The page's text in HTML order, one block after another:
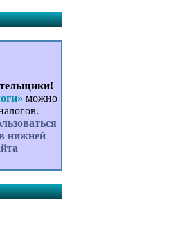
можно
нижней